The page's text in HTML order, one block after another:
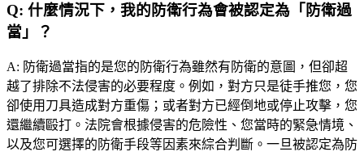
Q: 什麼情況下，我的防衛行為會被認定為「防衛過
當」？
A: 防衛過當指的是您的防衛行為雖然有防衛的意圖，但卻超
越了排除不法侵害的必要程度。例如，對方只是徒手推您，您
卻使用刀具造成對方重傷；或者對方已經倒地或停止攻擊，您
還繼續毆打。法院會根據侵害的危險性、您當時的緊急情境、
以及您可選擇的防衛手段等因素來綜合判斷。一旦被認定為防